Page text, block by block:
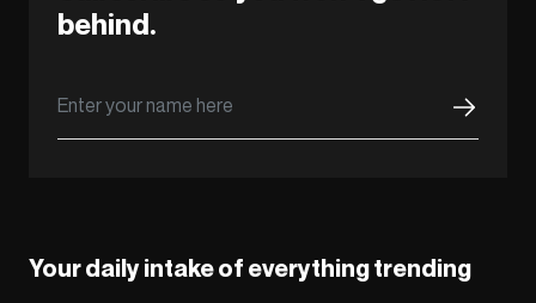
behind.
Your daily intake of everything trending